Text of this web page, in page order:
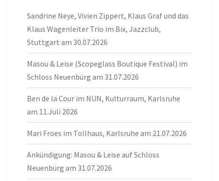
Sandrine Neye, Vivien Zippert, Klaus Graf und das
Klaus Wagenleiter Trio im Bix, Jazzclub,
Stuttgart am 30.07.2026
Masou & Leise (Scopeglass Boutique Festival) im
Schloss Neuenbürg am 31.07.2026
Ben de la Cour im NUN, Kulturraum, Karlsruhe
am 11.Juli 2026
Mari Froes im Tollhaus, Karlsruhe am 21.07.2026
Ankündigung: Masou & Leise auf Schloss
Neuenbürg am 31.07.2026